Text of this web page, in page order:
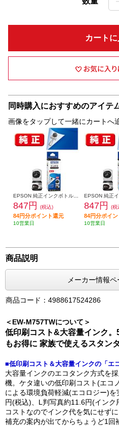
カート
同時購入におすすめのアイテ
画像をタップして一緒にカートへ
EPSON 純正インクボトル ケンダマ マットブラック KEN-MB
847円 (税込)
84円分ポイント還元
10営業日
847円 (税
84円分ポイ
10営業日
商品説明
メーカー情報
商品コード：4988617524286
＜EW-M757TWについて＞
低印刷コスト&大容量インク
もお得に 家族で使えるスタン
■低印刷コスト＆大容量インクの「エ
大容量インクのエコタンク方式を
機。ケタ違いの低印刷コスト(エコ
による環境負荷軽減(エコロジー)
円(税込)、L判写真約11.6円(インク
コストなのでインク代を気にせず
補充の案内が出てからちょうど1